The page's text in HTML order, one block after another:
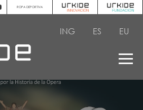
ROPA DEPORTIVA
ING ES EU